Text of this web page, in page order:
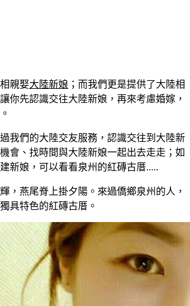
親娶大陸新娘 ；而我們更是提供了大陸相
你先認識交往大陸新娘，再來考慮婚嫁，
我們的大陸交友服務，認識交往到大陸新
會、找時間與大陸新娘一起出去走走；如
新娘，可以看看泉州的紅磚古厝.....
，燕尾脊上掛夕陽。來過僑鄉泉州的人，
具特色的紅磚古厝。